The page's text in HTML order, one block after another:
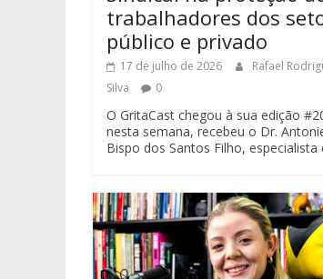
trabalhadores dos
público e privado
17 de julho de 2026
Rafael
Silva
0
O GritaCast chegou à sua edição
nesta semana, recebeu o Dr.
Bispo dos Santos Filho, especialista